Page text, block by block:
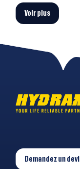
Voir plus
Demandez un